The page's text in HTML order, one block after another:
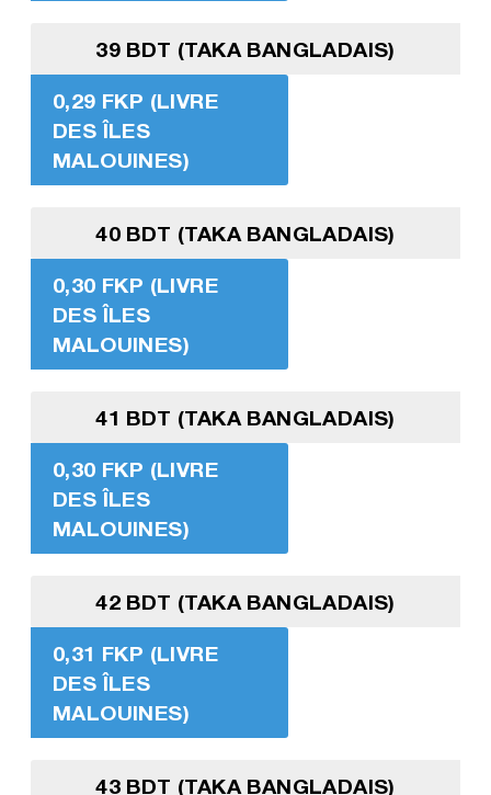
39 BDT (TAKA BANGLADAIS)
0,29 FKP (LIVRE
DES ÎLES
MALOUINES)
40 BDT (TAKA BANGLADAIS)
0,30 FKP (LIVRE
DES ÎLES
MALOUINES)
41 BDT (TAKA BANGLADAIS)
0,30 FKP (LIVRE
DES ÎLES
MALOUINES)
42 BDT (TAKA BANGLADAIS)
0,31 FKP (LIVRE
DES ÎLES
MALOUINES)
43 BDT (TAKA BANGLADAIS)